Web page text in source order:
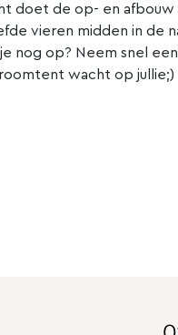
doet de op- en
vieren midden in de
nog op? Neem snel
wacht op jullie;)